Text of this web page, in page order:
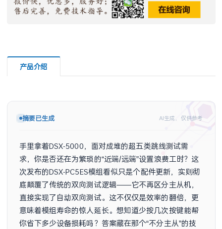
产品介绍
摘要已生成 AI生成，仅供参考
手里拿着DSX-5000，面对成堆的超五类跳线测试需
求，你是否还在为繁琐的“近端/远端”设置浪费工时？这
次发布的DSX-PC5ES模组看似只是个配件更新，实则彻
底颠覆了传统的双向测试逻辑——它不再区分主从机，
直接实现了自动双向测试。这不仅仅是效率的翻倍，更
意味着模组寿命的惊人延长。想知道少按几次按键能帮
你省下多少设备损耗吗？答案藏在那个“不分主从”的技